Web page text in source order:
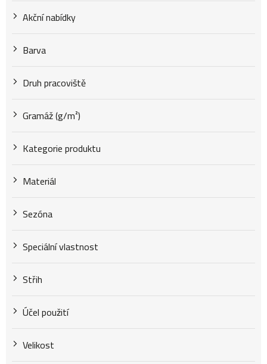
u
k
ů
Akční nabídky
Barva
Druh pracoviště
Gramáž (g/m²)
Kategorie produktu
Materiál
Sezóna
Speciální vlastnost
Střih
Účel použití
Velikost